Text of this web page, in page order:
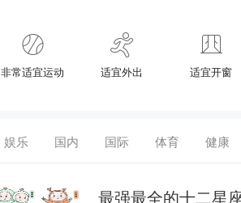
非常适宜运动 适宜外出 适宜开窗
娱乐 国内 国际 体育 健康
最强最全的十二星